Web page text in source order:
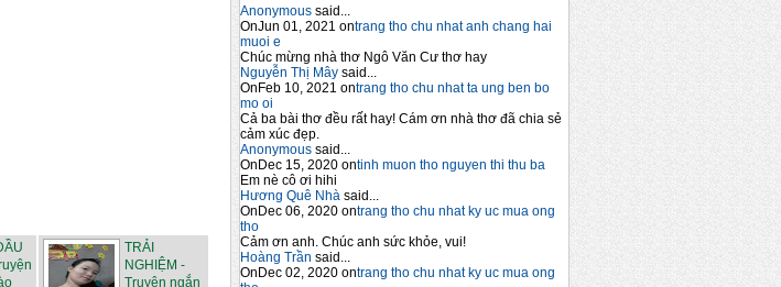
Anonymous said...
OnJun 01, 2021 ontrang tho chu nhat anh chang hai
muoi e
Chúc mừng nhà thơ Ngô Văn Cư thơ hay
Nguyễn Thị Mây said...
OnFeb 10, 2021 ontrang tho chu nhat ta ung ben bo
mo oi
Cả ba bài thơ đều rất hay! Cám ơn nhà thơ đã chia sẻ
cảm xúc đẹp.
Anonymous said...
OnDec 15, 2020 ontinh muon tho nguyen thi thu ba
Em nè cô ơi hihi
Hương Quê Nhà said...
OnDec 06, 2020 ontrang tho chu nhat ky uc mua ong
tho
Cảm ơn anh. Chúc anh sức khỏe, vui!
Hoàng Trần said...
OnDec 02, 2020 ontrang tho chu nhat ky uc mua ong
TRẢI
NGHIỆM -
Truyện ngắn